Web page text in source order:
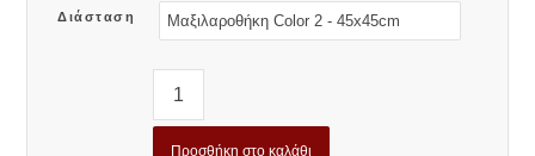
Διάσταση
Προσθήκη στο καλάθι